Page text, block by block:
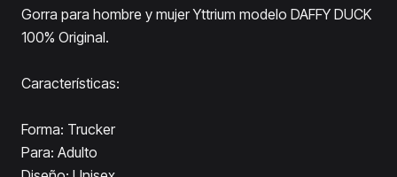
Gorra para hombre y mujer Yttrium modelo DAFFY DUCK
100% Original.
Características:
Forma: Trucker
Para: Adulto